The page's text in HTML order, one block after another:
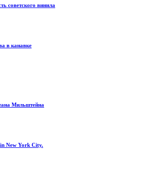
советского винила
в канавке
Мильштейна
New York City.